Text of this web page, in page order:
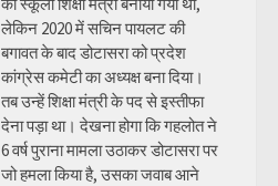
लेकिन 2020 में सचिन पायलट की
बगावत के बाद डोटासरा को प्रदेश
कांग्रेस कमेटी का अध्यक्ष बना दिया।
तब उन्हें शिक्षा मंत्री के पद से इस्तीफा
देना पड़ा था। देखना होगा कि गहलोत ने
6 वर्ष पुराना मामला उठाकर डोटासरा पर
जो हमला किया है, उसका जवाब आने